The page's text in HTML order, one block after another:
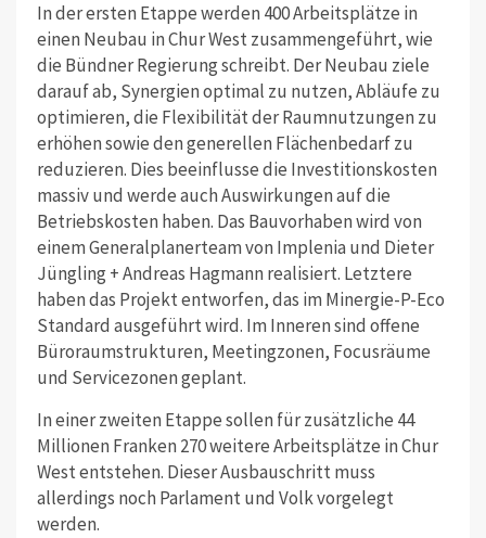
In der ersten Etappe werden 400 Arbeitsplätze in
einen Neubau in Chur West zusammengeführt, wie
die Bündner Regierung schreibt. Der Neubau ziele
darauf ab, Synergien optimal zu nutzen, Abläufe zu
optimieren, die Flexibilität der Raumnutzungen zu
erhöhen sowie den generellen Flächenbedarf zu
reduzieren. Dies beeinflusse die Investitionskosten
massiv und werde auch Auswirkungen auf die
Betriebskosten haben. Das Bauvorhaben wird von
einem Generalplanerteam von Implenia und Dieter
Jüngling + Andreas Hagmann realisiert. Letztere
haben das Projekt entworfen, das im Minergie-P-Eco
Standard ausgeführt wird. Im Inneren sind offene
Büroraumstrukturen, Meetingzonen, Focusräume
und Servicezonen geplant.
In einer zweiten Etappe sollen für zusätzliche 44
Millionen Franken 270 weitere Arbeitsplätze in Chur
West entstehen. Dieser Ausbauschritt muss
allerdings noch Parlament und Volk vorgelegt
werden.